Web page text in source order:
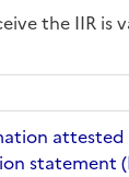
the IIR is
statement